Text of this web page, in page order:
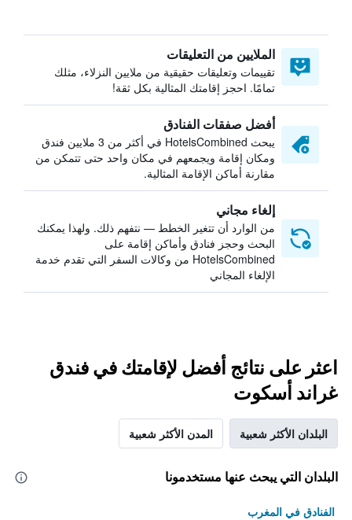
الملايين من التعليقات
تقييمات وتعليقات حقيقية من ملايين النزلاء، مثلك
تمامًا. احجز إقامتك المثالية بكل ثقة!
أفضل صفقات الفنادق
يبحث HotelsCombined في أكثر من 3 ملايين فندق
ومكان إقامة ويجمعهم في مكان واحد حتى تتمكن من
مقارنة أماكن الإقامة المثالية.
إلغاء مجاني
من الوارد أن تتغير الخطط — نتفهم ذلك. ولهذا يمكنك
البحث وحجز فنادق وأماكن إقامة على
HotelsCombined من وكالات السفر التي تقدم خدمة
الإلغاء المجاني
اعثر على نتائج أفضل لإقامتك في فندق
غراند أسكوت
البلدان الأكثر شعبية المدن الأكثر شعبية
البلدان التي يبحث عنها مستخدمونا
الفنادق في المغرب